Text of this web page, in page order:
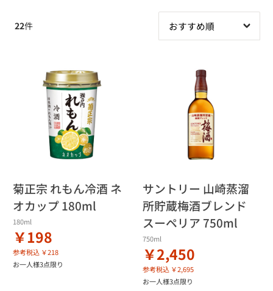
22件
菊正宗 れもん冷酒 ネ
オカップ 180ml
180ml
￥198
参考税込 ￥218
お一人様3点限り
サントリー 山崎蒸溜
所貯蔵梅酒ブレンド
スーペリア 750ml
750ml
￥2,450
参考税込 ￥2,695
お一人様3点限り